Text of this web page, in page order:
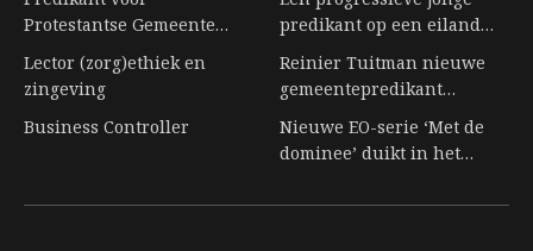
Protestantse Gemeente
Lector (zorg)ethiek en
zingeving
Business Controller
predikant op een eiland
Reinier Tuitman nieuwe
gemeentepredikant
Nijkleaster-Westerwert
Nieuwe EO-serie ‘Met de
dominee’ duikt in het